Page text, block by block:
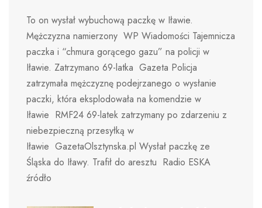
To on wysłał wybuchową paczkę w Iławie.
Mężczyzna namierzony WP Wiadomości Tajemnicza
paczka i “chmura gorącego gazu” na policji w
Iławie. Zatrzymano 69-latka Gazeta Policja
zatrzymała mężczyznę podejrzanego o wysłanie
paczki, która eksplodowała na komendzie w
Iławie RMF24 69-latek zatrzymany po zdarzeniu z
niebezpieczną przesyłką w
Iławie GazetaOlsztynska.pl Wysłał paczkę ze
Śląska do Iławy. Trafił do aresztu Radio ESKA
źródło